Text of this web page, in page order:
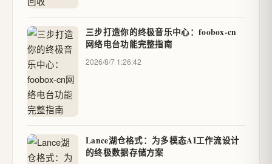
三步打造你的终极音乐中心：foobox-cn
网络电台功能完整指南
2026/8/7 1:26:42
Lance湖仓格式：为多模态AI工作流设计
的终极数据存储方案